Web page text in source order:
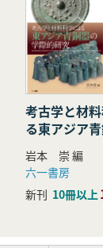
考古学と材
る東アジア
際的研究
岩本 崇 編
六一書房
新刊 10冊以上